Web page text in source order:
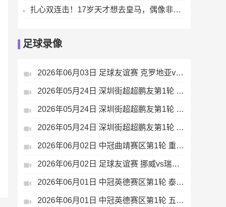
扎心双连击！17岁天才想去皇马，偶像非C罗是梅西
足球录像
2026年06月03日 足球友谊赛 克罗地亚vs比利时 全场录像
2026年05月24日 深圳街超超鹏友第1轮 深圳梅州人东山中学 VS 大湾区湖南人 全场录像
2026年05月24日 深圳街超超鹏友第1轮 深圳广西桂江 VS 深圳密山队 全场录像
2026年05月24日 深圳街超超鹏友第1轮 深圳壆岗队 VS 深圳云南板扎 全场录像
2026年06月02日 中冠曲靖赛区第1轮 重庆瀚达 VS 贵州飞鹰 全场录像
2026年06月02日 足球友谊赛 挪威vs瑞典 全场录像
2026年06月01日 中冠英德赛区第1轮 泰州早茶黑马 VS 中国澳门U23 全场录像
2026年06月01日 中冠英德赛区第1轮 五华华京 VS 广州联增城澳体 全场录像